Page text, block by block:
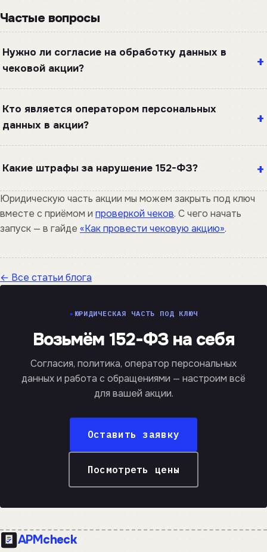
Частые вопросы
Нужно ли согласие на обработку данных в
чековой акции?
Кто является оператором персональных
данных в акции?
Какие штрафы за нарушение 152-ФЗ?
Юридическую часть акции мы можем закрыть под ключ
вместе с приёмом и проверкой чеков. С чего начать
запуск — в гайде «Как провести чековую акцию».
← Все статьи блога
ЮРИДИЧЕСКАЯ ЧАСТЬ ПОД КЛЮЧ
Возьмём 152-ФЗ на себя
Согласия, политика, оператор персональных
данных и работа с обращениями — настроим всё
для вашей акции.
Оставить заявку
Посмотреть цены
APMcheck